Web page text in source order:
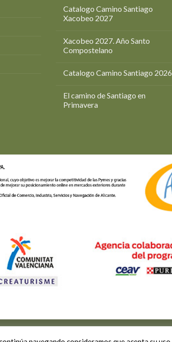
Catalogo Camino Santiago
Xacobeo 2027
Xacobeo 2027. Año Santo
Compostelano
Catalogo Camino Santiago 2026
El camino de Santiago en
Primavera